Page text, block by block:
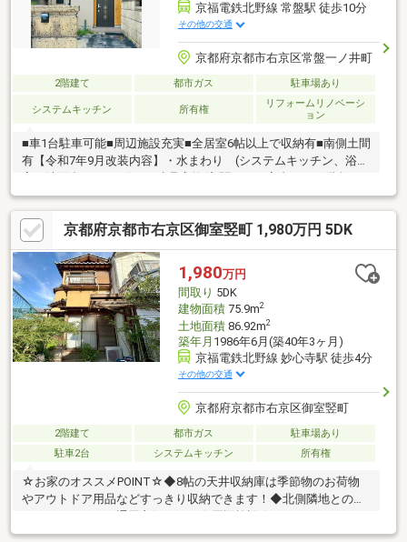
京福電鉄北野線 常盤駅 徒歩10分
その他の交通
京都府京都市右京区常盤一ノ井町
2階建て 都市ガス 駐車場あり
システムキッチン 所有権
リフォームリノベーシ
ョン
■車1台駐車可能■周辺施設充実■全居室6帖以上で収納有■南側土間
有【令和7年9月改装内容】・水まわり (システムキッチン、浴
クローゼット等)・フローリング張替 ・クロス張替 ・土間新
設 ・電気工事(インターホン、ダウンライト、コンセント
等) ・外壁塗装 ・ハウスクリーニング 等◇◆お家の事ならア
フターホームにお任せください◇◆京都を中心とした地域密着型
の不動産業者です。新築・中古・土地・マンション・リフォー
ム・建築・住み替えの相談などお家のことでお困りのことがあれ
ば、ぜひアフターホームへ！
京都府京都市右京区御室竪町 1,980万円 5DK
1,980万円
間取り 5DK
建物面積75.9m2
土地面積86.92m2
築年月 1986年6月(築40年3ヶ月)
京福電鉄北野線 妙心寺駅 徒歩4分
その他の交通
京都府京都市右京区御室竪町
2階建て 都市ガス
駐車場あり
駐車2台
システムキッチン 所有権
☆お家のオススメPOINT☆◆8帖の天井収納庫は季節物のお荷物
やアウトドア用品などすっきり収納できます！◆北側隣地との間
ト…歩4分 ・御室保育園…歩4分・御室小学校…歩6分・双ヶ丘中